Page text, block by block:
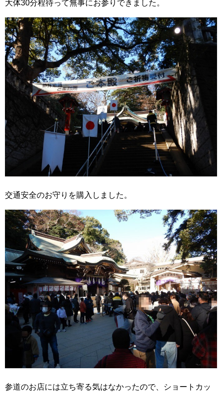
大体30分程待って無事にお参りできました。
交通安全のお守りを購入しました。
参道のお店には立ち寄る気はなかったので、ショートカッ